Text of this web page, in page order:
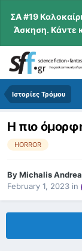
ΣΑ #19
Άσκηση. Κάντε
Ιστορίες Τρόμου
Η πιο
HORROR
ByMichalis
February 1, 2023 in